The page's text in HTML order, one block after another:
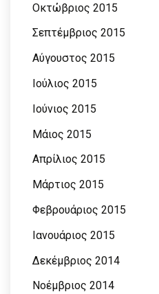
Οκτώβριος 2015
Σεπτέμβριος 2015
Αύγουστος 2015
Ιούλιος 2015
Ιούνιος 2015
Μάιος 2015
Απρίλιος 2015
Μάρτιος 2015
Φεβρουάριος 2015
Ιανουάριος 2015
Δεκέμβριος 2014
Νοέμβριος 2014